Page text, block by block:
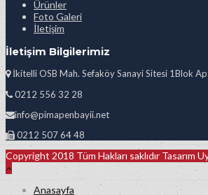
Ürünler
Foto Galeri
İletişim
İletişim Bilgilerimiz
İkitelli OSB Mah. Sefaköy Sanayi Sitesi 1Blok
0212 556 32 28
info@pimapenbayii.net
0212 507 64 48
Copyright 2018 Tüm Hakları saklıdır Tasarım
Anasayfa